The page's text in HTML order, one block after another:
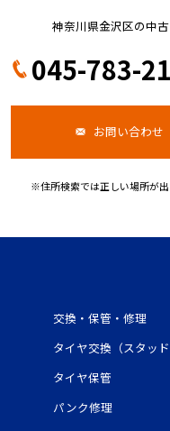
神奈川県金沢区の中
045-783-
お問い合わせ
※住所検索では正しい場所が
交換・保管・修理
タイヤ交換（スタッド
タイヤ保管
パンク修理